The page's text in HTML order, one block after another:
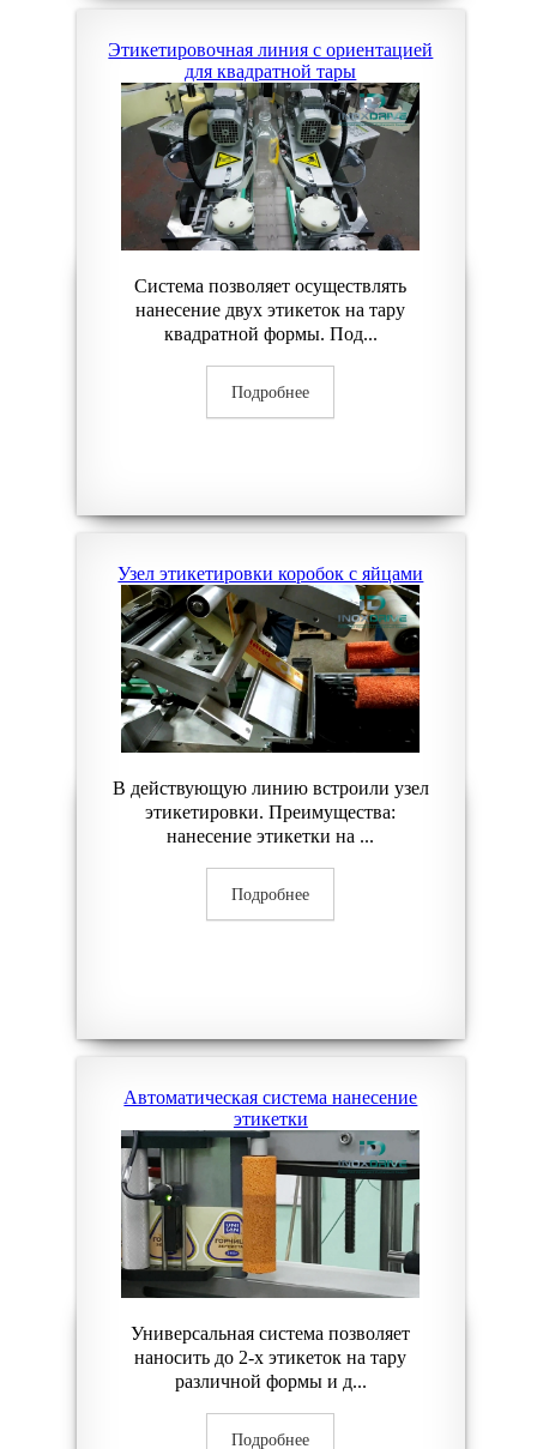
Этикетировочная линия с ориентацией
для квадратной тары
Система позволяет осуществлять
нанесение двух этикеток на тару
квадратной формы. Под...
Подробнее
Узел этикетировки коробок с яйцами
В действующую линию встроили узел
этикетировки. Преимущества:
нанесение этикетки на ...
Подробнее
Автоматическая система нанесение
этикетки
Универсальная система позволяет
наносить до 2-х этикеток на тару
различной формы и д...
Подробнее